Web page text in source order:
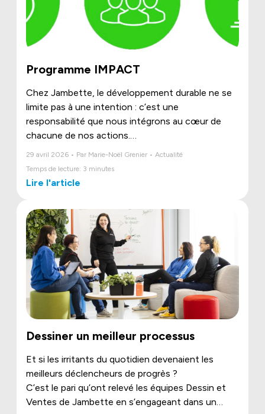
Programme IMPACT
Chez Jambette, le développement durable ne se
limite pas à une intention : c’est une
responsabilité que nous intégrons au cœur de
chacune de nos actions.
essentiels, les critères ESG, pour bâtir un avenir
29 avril 2026 • Par Marie-Noël Grenier • Actualité
Temps de lecture: 3 minutes
Lire l'article
Dessiner un meilleur processus
Et si les irritants du quotidien devenaient les
meilleurs déclencheurs de progrès ?
C’est le pari qu’ont relevé les équipes Dessin et
Ventes de Jambette en s’engageant dans un